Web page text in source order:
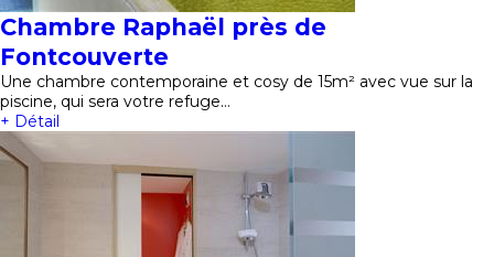
Chambre Raphaël près de
Fontcouverte
Une chambre contemporaine et cosy de 15m² avec vue sur la
piscine, qui sera votre refuge…
+ Détail